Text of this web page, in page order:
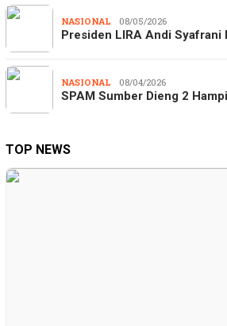
NASIONAL 08/05/2026
Presiden LIRA Andi Syafrani
NASIONAL 08/04/2026
SPAM Sumber Dieng 2
TOP NEWS